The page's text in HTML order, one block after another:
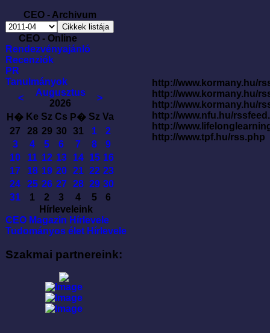
CEO - Archivum
CEO - Online
Rendezvényajánló
Recenziók
PR
Tanulmányok
<
Augusztus
2026
>
H� Ke Sz Cs P� Sz Va
27
28 29 30 31 1
2
3
4 5 6 7 8
9
10
11 12 13 14 15 16
17
18 19 20 21 22 23
24
25 26 27 28 29 30
31
1 2 3 4 5
6
Hírleveleink
CEO Magazin Hírlevele
Tudományos élet Hírlevele
Szakmai partnereink:
http://www.kormany.hu/
http://www.kormany.hu/
http://www.kormany.hu/
http://www.nfu.hu/
http://
http://www.tpf.hu/rss.php